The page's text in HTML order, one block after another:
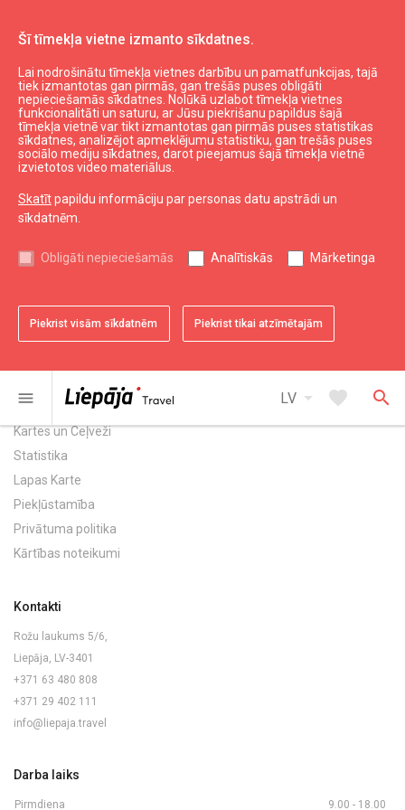
Šī tīmekļa vietne izmanto sīkdatnes.
Lai nodrošinātu tīmekļa vietnes darbību un pamatfunkcijas, tajā
tiek izmantotas gan pirmās, gan trešās puses obligāti
nepieciešamās sīkdatnes. Nolūkā uzlabot tīmekļa vietnes
funkcionalitāti un saturu, ar Jūsu piekrišanu papildus šajā
tīmekļa vietnē var tikt izmantotas gan pirmās puses statistikas
sīkdatnes, analizējot apmeklējumu statistiku, gan trešās puses
sociālo mediju sīkdatnes, darot pieejamus šajā tīmekļa vietnē
izvietotos video materiālus.
Skatītpapildu informāciju par personas datu apstrādi un
sīkdatnēm.
Obligāti nepieciešamās Analītiskās Mārketinga
Piekrist visām sīkdatnēm Piekrist tikai atzīmētajām
menu LV arrow_drop_down favorite search
Swedbank
Uz augšu expand_less
Informācija
Liepājas kultūra
Liepājas sports
Kurzemes tūrisms
Noderīgi
Kartes un Ceļveži
Statistika
Lapas Karte
Piekļūstamība
Privātuma politika
Kārtības noteikumi
Kontakti
Rožu laukums 5/6,
Liepāja, LV-3401
+371 63 480 808
+371 29 402 111
info@liepaja.travel
Darba laiks
Pirmdiena 9.00 - 18.00